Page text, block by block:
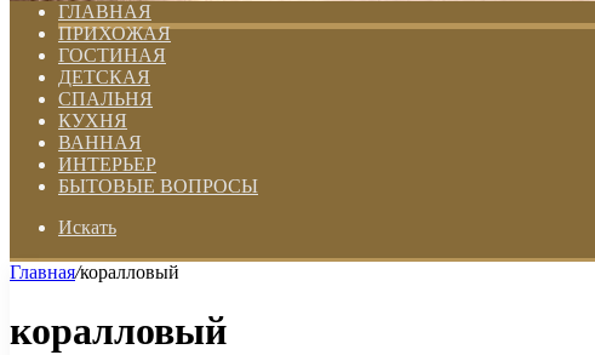
ГЛАВНАЯ
ПРИХОЖАЯ
ГОСТИНАЯ
ДЕТСКАЯ
СПАЛЬНЯ
КУХНЯ
ВАННАЯ
ИНТЕРЬЕР
БЫТОВЫЕ ВОПРОСЫ
Искать
Главная/коралловый
коралловый